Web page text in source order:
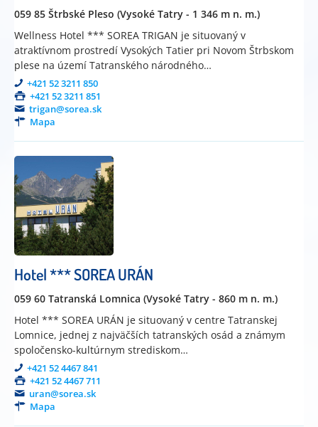
059 85 Štrbské Pleso (Vysoké Tatry - 1 346 m n. m.)
Wellness Hotel *** SOREA TRIGAN je situovaný v
atraktívnom prostredí Vysokých Tatier pri Novom Štrbskom
plese na území Tatranského národného…
+421 52 3211 850
+421 52 3211 851
trigan@sorea.sk
Mapa
Hotel *** SOREA URÁN
059 60 Tatranská Lomnica (Vysoké Tatry - 860 m n. m.)
Hotel *** SOREA URÁN je situovaný v centre Tatranskej
Lomnice, jednej z najväčších tatranských osád a známym
spoločensko-kultúrnym strediskom…
+421 52 4467 841
+421 52 4467 711
uran@sorea.sk
Mapa